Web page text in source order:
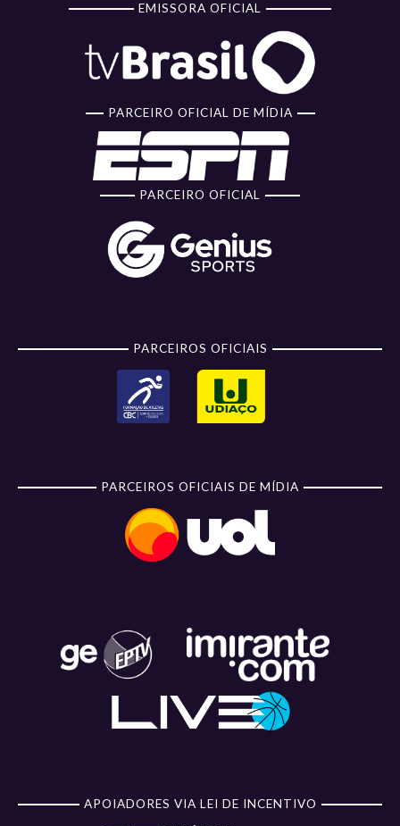
EMISSORA OFICIAL
PARCEIRO OFICIAL DE MÍDIA
PARCEIRO OFICIAL
PARCEIROS OFICIAIS
PARCEIROS OFICIAIS DE MÍDIA
APOIADORES VIA LEI DE INCENTIVO